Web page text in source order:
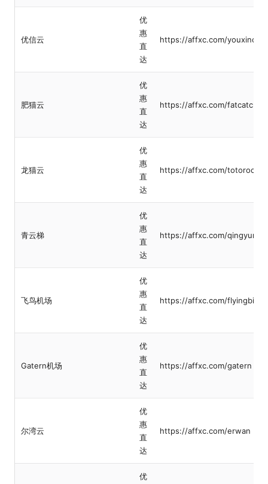
优信云
优
惠
直
达
https://affxc.com/
肥猫云
优
惠
直
达
https://affxc.com/
龙猫云
优
惠
直
达
https://affxc.com/
青云梯
优
惠
直
达
https://affxc.com/qingyunti
飞鸟机场
优
惠
直
达
https://affxc.com/flyingbird
Gatern机场
优
惠
直
达
https://affxc.com/gatern
尔湾云
优
惠
直
达
https://affxc.com/erwan
优